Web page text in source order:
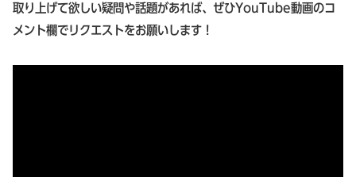
取り上げて欲しい疑問や話題があれば、ぜひYouTube動画のコ
メント欄でリクエストをお願いします！